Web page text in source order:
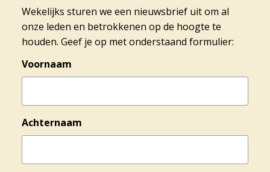
Wekelijks sturen we een nieuwsbrief uit om al
onze leden en betrokkenen op de hoogte te
houden. Geef je op met onderstaand formulier:
Voornaam
Achternaam